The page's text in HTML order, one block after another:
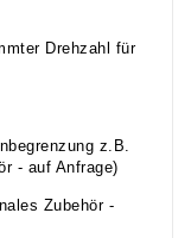
Drehzahl für
z.B.
- auf Anfrage)
Zubehör -